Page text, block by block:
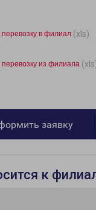
в филиал (xls)
из филиала
заявку
к